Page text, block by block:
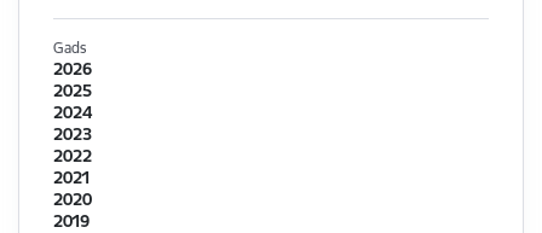
Gads
2026
2025
2024
2023
2022
2021
2020
2019